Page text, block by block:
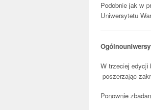
Podobnie jak w
Uniwersytetu
W trzeciej edycji
poszerzając
Ponownie